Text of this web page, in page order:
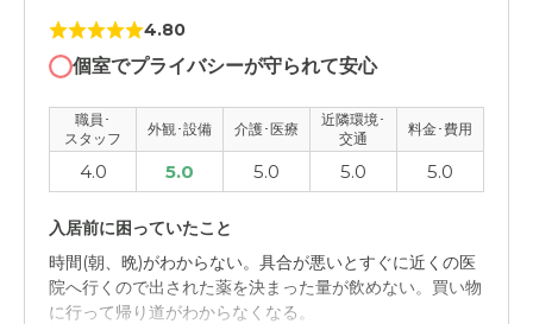
施設のスタッフは総じてフレンドリーで良いと思う。他の
の人はいるとのこと。
外観・内装・居室・設備について
他の施設を見たことがないのでハッキリとはわからない
が、普通の施設、設備ではないか。
一度散歩中に転んでオデコを切って縫ったことがあるた
め、もう少し注意してほしいと思った。
4.80
個室でプライバシーが守られて安心
職員･
スタッフ
外観･設備 介護･医療
近隣環境･
交通
料金･費用
4.0 5.0 5.0 5.0 5.0
入居前に困っていたこと
時間(朝、晩)がわからない。具合が悪いとすぐに近くの医
院へ行くので出された薬を決まった量が飲めない。買い物
に行って帰り道がわからなくなる。